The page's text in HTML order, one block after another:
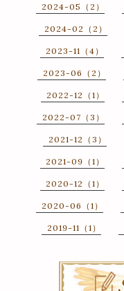
2024-05（2）
2024-02（2）
2023-11（4）
2023-06（2）
2022-12（1）
2022-07（3）
2021-12（3）
2021-09（1）
2020-12（1）
2020-06（1）
2019-11（1）